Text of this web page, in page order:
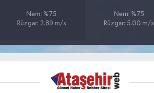
Nem: %75
Rüzgar: 2.89 m/s
Nem: %75
Rüzgar: 5.00 m/s